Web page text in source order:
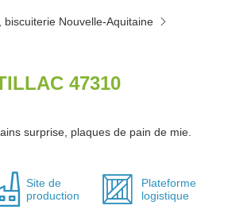
biscuiterie Nouvelle-Aquitaine
47310
surprise, plaques de pain de mie.
Site de
production
Plateforme
logistique